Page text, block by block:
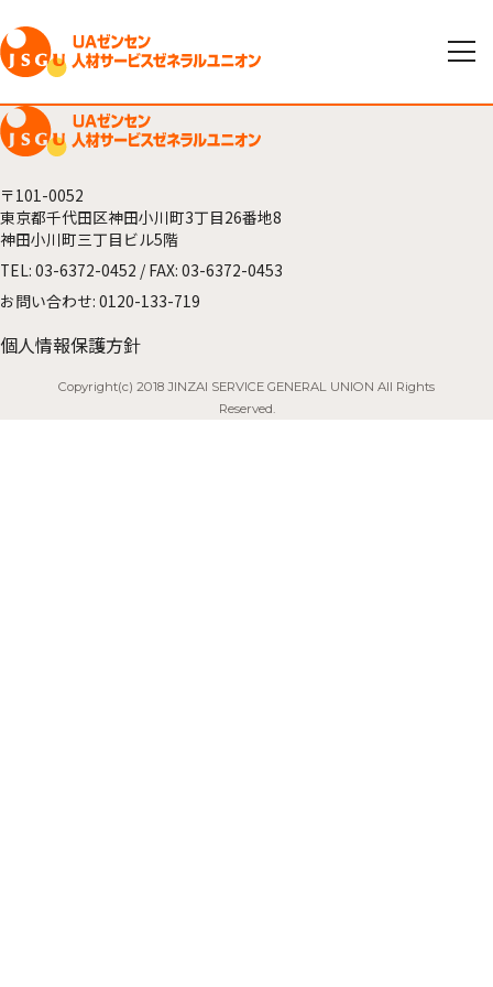
〒101-0052
東京都千代田区神田小川町3丁目26番地8
神田小川町三丁目ビル5階
TEL: 03-6372-0452 / FAX: 03-6372-0453
お問い合わせ: 0120-133-719
個人情報保護方針
Copyright(c) 2018 JINZAI SERVICE GENERAL UNION All Rights
Reserved.